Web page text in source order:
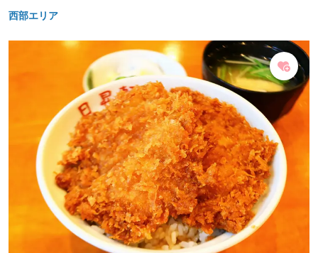
のなかでも大判のカツは、驚くほど柔らかく、甘辛の醤油ダレが驚
鶏のカツがそれぞれ一枚づつ乗った「ハーフ＆ハーフ」等、かつ丼
のバリエーションも豊か。 食後には、手作りデザートや神津牧場ソ
フトクリームがおススメ。
西部エリア